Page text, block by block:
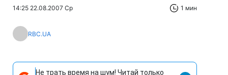
14:25 22.08.2007 Ср 1 мин
RBC.UA
Не трать время на шум! Читай только